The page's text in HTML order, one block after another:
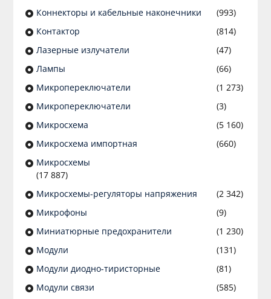
Коннекторы и кабельные наконечники
(993)
Контактор
(814)
Лазерные излучатели
(47)
Лампы
(66)
Микропереключатели
(1 273)
Микропереключатели
(3)
Микросхема
(5 160)
Микросхема импортная
(660)
Микросхемы
(17 887)
Микросхемы-регуляторы напряжения
(2 342)
Микрофоны
(9)
Миниатюрные предохранители
(1 230)
Модули
(131)
Модули диодно-тиристорные
(81)
Модули связи
(585)